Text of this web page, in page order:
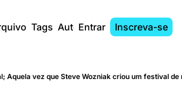
Tags AutoresEntrar Inscreva-se
Aquela vez que Steve Wozniak criou um festival de